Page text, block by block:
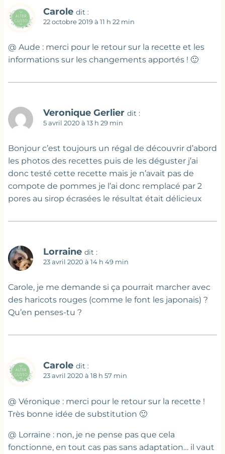
Carole dit :
22 octobre 2019 à 11 h 22 min
@ Aude : merci pour le retour sur la recette et les
informations sur les changements apportés ! 🙂
Veronique Gerlier dit :
5 avril 2020 à 13 h 29 min
Bonjour c’est toujours un régal de découvrir d’abord
les photos des recettes puis de les déguster j’ai
donc testé cette recette mais je n’avait pas de
compote de pommes je l’ai donc remplacé par 2
pores au sirop écrasées le résultat était délicieux
Lorraine dit :
23 avril 2020 à 14 h 49 min
Carole, je me demande si ça pourrait marcher avec
des haricots rouges (comme le font les japonais) ?
Qu’en penses-tu ?
Carole dit :
23 avril 2020 à 18 h 57 min
@ Véronique : merci pour le retour sur la recette !
Très bonne idée de substitution 🙂
@ Lorraine : non, je ne pense pas que cela
fonctionne, en tout cas pas sans adaptation… il vaut